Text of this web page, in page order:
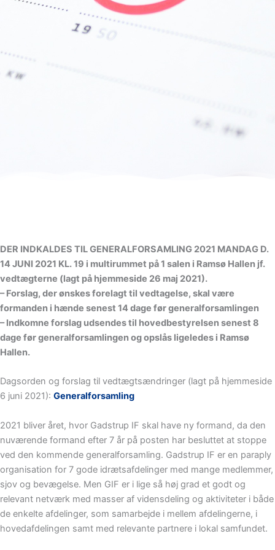
DER INDKALDES TIL GENERALFORSAMLING 2021 MANDAG D.
14 JUNI 2021 KL. 19 i multirummet på 1 salen i Ramsø Hallen jf.
vedtægterne (lagt på hjemmeside 26 maj 2021).
– Forslag, der ønskes forelagt til vedtagelse, skal være
formanden i hænde senest 14 dage før generalforsamlingen
– Indkomne forslag udsendes til hovedbestyrelsen senest 8
dage før generalforsamlingen og opslås ligeledes i Ramsø
Hallen.
Dagsorden og forslag til vedtægtsændringer (lagt på hjemmeside
6 juni 2021): Generalforsamling
2021 bliver året, hvor Gadstrup IF skal have ny formand, da den
nuværende formand efter 7 år på posten har besluttet at stoppe
ved den kommende generalforsamling. Gadstrup IF er en paraply
organisation for 7 gode idrætsafdelinger med mange medlemmer,
sjov og bevægelse. Men GIF er i lige så høj grad et godt og
relevant netværk med masser af vidensdeling og aktiviteter i både
de enkelte afdelinger, som samarbejde i mellem afdelingerne, i
hovedafdelingen samt med relevante partnere i lokal samfundet.